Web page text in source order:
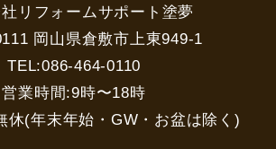
リフォームサポート塗夢
岡山県倉敷市上東949-1
TEL:086-464-0110
営業時間:9時〜18時
休(年末年始・GW・お盆は除く)